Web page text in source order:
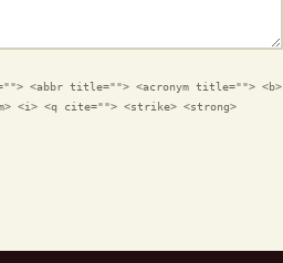
<abbr title=""> <acronym title=""> <b>
<i> <q cite=""> <strike> <strong>